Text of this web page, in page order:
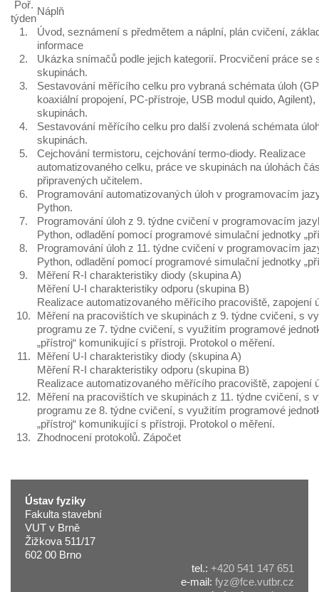
Poř.
týden
Náplň
1.
Úvod, seznámení s předmětem a náplní, plán cvičení,
informace
2.
Ukázka snímačů podle jejich kategorií. Procvičení práce se
skupinách.
3.
Sestavování měřícího celku pro vybraná schémata úloh
koaxiální propojení, PC-přístroje, USB modul quido, Agilent),
skupinách.
4.
Sestavování měřícího celku pro další zvolená schémata
skupinách.
5.
Cejchování termistoru, cejchování termo-diody. Realizace
automatizovaného celku, práce ve skupinách na úlohách
připravených učitelem.
6.
Programování automatizovaných úloh v programovacím
Python.
7.
Programování úloh z 9. týdne cvičení v programovacím
Python, odladění pomocí programové simulační jednotky
8.
Programování úloh z 11. týdne cvičení v programovacím
Python, odladění pomocí programové simulační jednotky
9.
Měření R-I charakteristiky diody (skupina A)
Měření U-I charakteristiky odporu (skupina B)
Realizace automatizovaného měřícího pracoviště, zapojení
10.
Měření na pracovištích ve skupinách z 9. týdne cvičení, s
programu ze 7. týdne cvičení, s využitím programové
„přístroj“ komunikující s přístroji. Protokol o měření.
11.
Měření U-I charakteristiky diody (skupina A)
Měření R-I charakteristiky odporu (skupina B)
Realizace automatizovaného měřícího pracoviště, zapojení
12.
Měření na pracovištích ve skupinách z 11. týdne cvičení, s
programu ze 8. týdne cvičení, s využitím programové
„přístroj“ komunikující s přístroji. Protokol o měření.
13. Zhodnocení protokolů. Zápočet
Ústav fyziky
Fakulta stavební
VUT v Brně
Žižkova 511/17
602 00 Brno
tel.: +420 541 147 651
e-mail: fyz@fce.vutbr.cz